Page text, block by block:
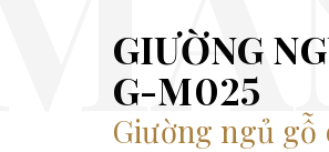
GIƯỜNG
G-M025
Giường ngủ gỗ